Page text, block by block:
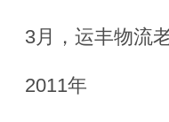
3月，运丰物流
2011年